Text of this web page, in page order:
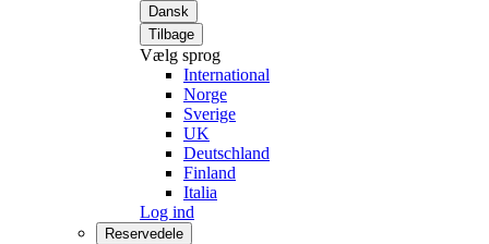
Dansk
Tilbage
Vælg sprog
International
Norge
Sverige
UK
Deutschland
Finland
Italia
Log ind
Reservedele